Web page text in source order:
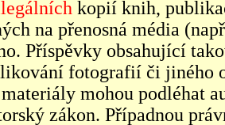
kopií knih,
na přenosná média
Příspěvky obsahující
fotografií či jiného
mohou podléhat
zákon. Případnou